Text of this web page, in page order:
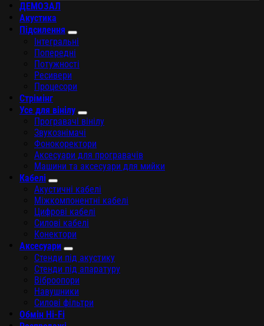
ДЕМОЗАЛ
Акустика
Підсилення
Інтегральні
Попередні
Потужності
Ресивери
Процесори
Стрімінг
Усе для вінілу
Програвачі вінілу
Звукознімачі
Фонокоректори
Аксесуари для програвачів
Машини та аксесуари для мийки
Кабелі
Акустичні кабелі
Міжкомпонентні кабелі
Цифрові кабелі
Силові кабелі
Конектори
Аксесуари
Стенди під акустику
Стенди під апаратуру
Віброопори
Навушники
Силові фільтри
Обмін Hi-Fi